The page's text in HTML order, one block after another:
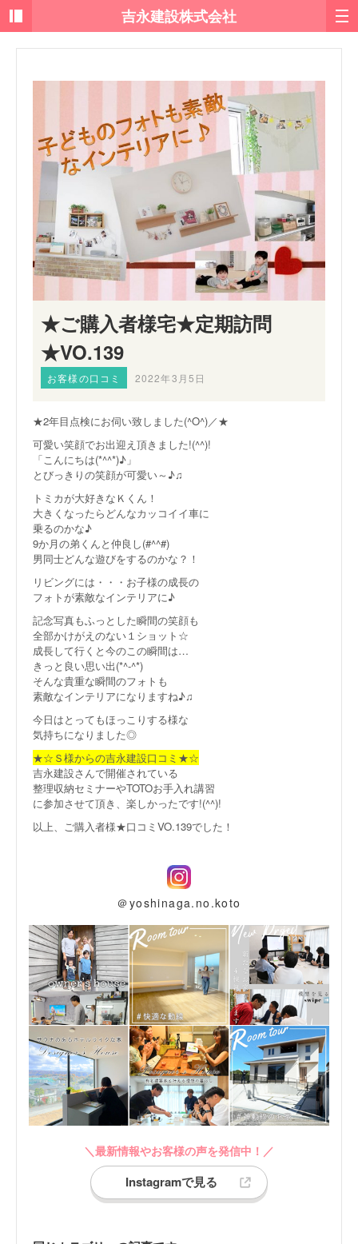
★ご購入者様宅★定期訪問
★VO.139
お客様の口コミ 2022年3月5日
★2年目点検にお伺い致しました(^O^)／★
可愛い笑顔でお出迎え頂きました!(^^)!
「こんにちは(*^^*)♪」
とびっきりの笑顔が可愛い～♪♫
トミカが大好きなＫくん！
大きくなったらどんなカッコイイ車に
乗るのかな♪
9か月の弟くんと仲良し(#^^#)
男同士どんな遊びをするのかな？！
リビングには・・・お子様の成長の
フォトが素敵なインテリアに♪
記念写真もふっとした瞬間の笑顔も
全部かけがえのない１ショット☆
成長して行くと今のこの瞬間は…
きっと良い思い出(*^-^*)
そんな貴重な瞬間のフォトも
素敵なインテリアになりますね♪♫
今日はとってもほっこりする様な
気持ちになりました◎
★☆Ｓ様からの吉永建設口コミ★☆
吉永建設さんで開催されている
整理収納セミナーやTOTOお手入れ講習
に参加させて頂き、楽しかったです!(^^)!
以上、ご購入者様★口コミVO.139でした！
＠yoshinaga.no.koto
＼最新情報やお客様の声を発信中！／
Instagramで見る